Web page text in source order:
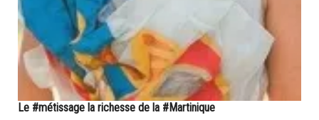
Le #métissage la richesse de la #Martinique